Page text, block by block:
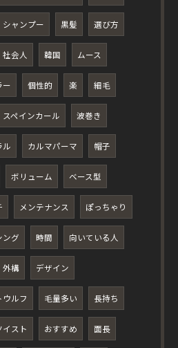
シャンプー 黒髪 選び方
社会人 韓国 ムース
ー 個性的 楽 細毛
スペインカール 波巻き
ル カルマパーマ 帽子
ボリューム ベース型
メンテナンス ぽっちゃり
ング 時間 向いている人
外構 デザイン
ウルフ 毛量多い 長持ち
イスト おすすめ 面長